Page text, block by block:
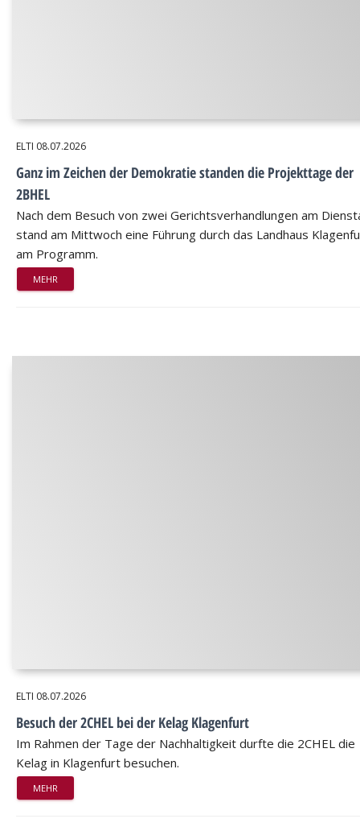
ELTI 08.07.2026
Ganz im Zeichen der Demokratie standen die Projekttage der
2BHEL
Nach dem Besuch von zwei Gerichtsverhandlungen am
stand am Mittwoch eine Führung durch das Landhaus
am Programm.
MEHR
ELTI 08.07.2026
Besuch der 2CHEL bei der Kelag Klagenfurt
Im Rahmen der Tage der Nachhaltigkeit durfte die 2CHEL die
Kelag in Klagenfurt besuchen.
MEHR